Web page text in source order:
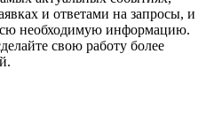
и ответами на запросы, и
необходимую информацию.
свою работу более